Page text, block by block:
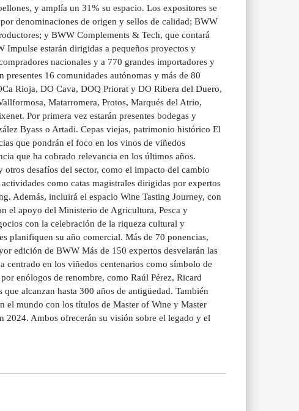
y amplía un 31% su espacio. Los expositores se
denominaciones de origen y sellos de calidad; BWW
y BWW Complements & Tech, que contará
estarán dirigidas a pequeños proyectos y
nacionales y a 770 grandes importadores y
presentes 16 comunidades autónomas y más de 80
Rioja, DO Cava, DOQ Priorat y DO Ribera del Duero,
Matarromera, Protos, Marqués del Atrio,
Por primera vez estarán presentes bodegas y
Byass o Artadi. Cepas viejas, patrimonio histórico El
que pondrán el foco en los vinos de viñedos
que ha cobrado relevancia en los últimos años.
otros desafíos del sector, como el impacto del cambio
como catas magistrales dirigidas por expertos
Además, incluirá el espacio Wine Tasting Journey, con
el apoyo del Ministerio de Agricultura, Pesca y
con la celebración de la riqueza cultural y
planifiquen su año comercial. Más de 70 ponencias,
edición de BWW Más de 150 expertos desvelarán las
en los viñedos centenarios como símbolo de
enólogos de renombre, como Raúl Pérez, Ricard
alcanzan hasta 300 años de antigüedad. También
el mundo con los títulos de Master of Wine y Master
2024. Ambos ofrecerán su visión sobre el legado y el